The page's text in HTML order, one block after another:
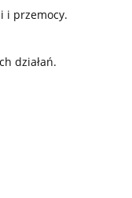
i przemocy.
działań.